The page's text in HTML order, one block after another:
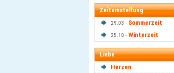
Zeitumstellung
29.03 - Sommerzeit
25.10 - Winterzeit
Liebe
Herzen